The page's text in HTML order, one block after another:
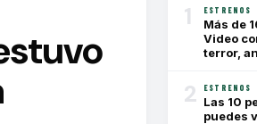
1 ESTRENOS
Más de
Video
terror,
2 ESTRENOS
Las 10
puedes